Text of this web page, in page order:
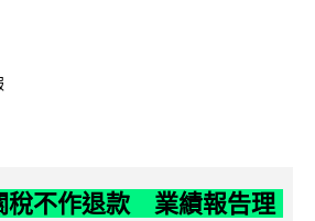
稅不作退款 業績報告理